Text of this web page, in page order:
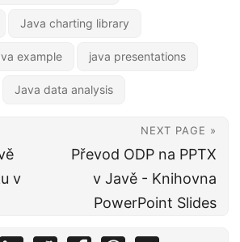
Java charting library
example java presentations
Java data analysis
v
NEXT PAGE »
Převod ODP na PPTX
v Javě - Knihovna
PowerPoint Slides